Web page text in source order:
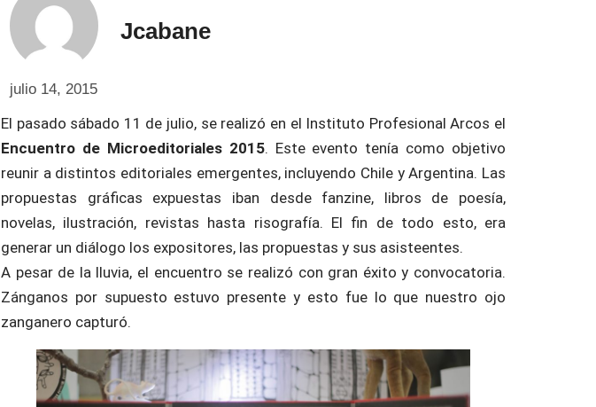
Jcabane
julio 14, 2015
El pasado sábado 11 de julio, se realizó en el Instituto Profesional Arcos el
Encuentro de Microeditoriales 2015. Este evento tenía como objetivo
reunir a distintos editoriales emergentes, incluyendo Chile y Argentina. Las
propuestas gráficas expuestas iban desde fanzine, libros de poesía,
novelas, ilustración, revistas hasta risografía. El fin de todo esto, era
generar un diálogo los expositores, las propuestas y sus asisteentes.
A pesar de la lluvia, el encuentro se realizó con gran éxito y convocatoria.
Zánganos por supuesto estuvo presente y esto fue lo que nuestro ojo
zanganero capturó.